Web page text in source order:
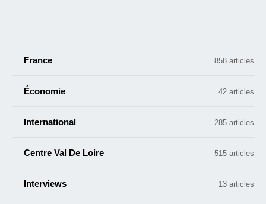
France 858 articles
Économie 42 articles
International 285 articles
Centre Val De Loire 515 articles
Interviews 13 articles